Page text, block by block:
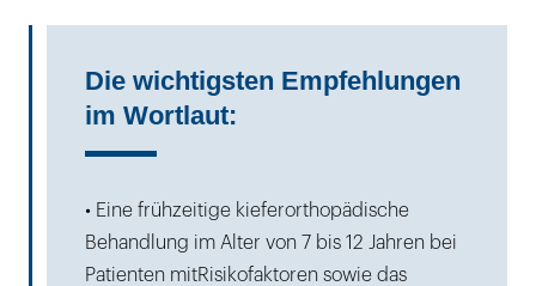
Die wichtigsten Empfehlungen
im Wortlaut:
• Eine frühzeitige kieferorthopädische
Behandlung im Alter von 7 bis 12 Jahren bei
Patienten mitRisikofaktoren sowie das